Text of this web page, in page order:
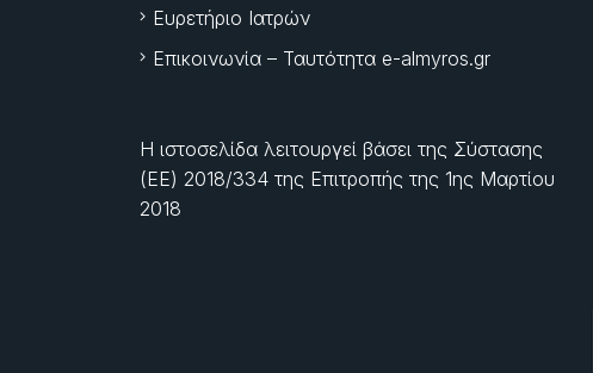
Ευρετήριο Ιατρών
Επικοινωνία – Ταυτότητα e-almyros.gr
Η ιστοσελίδα λειτουργεί βάσει της Σύστασης
(ΕΕ) 2018/334 της Επιτροπής της 1ης Μαρτίου
2018